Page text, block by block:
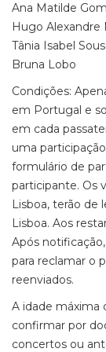
Ana Matilde
Hugo Alexandre
Tânia Isabel
Bruna Lobo
Condições:
em Portugal e
em cada
uma
formulário de
participante. Os
Lisboa, terão de
Lisboa. Aos
Após
para reclamar o
reenviados.
A idade máxima
confirmar por
concertos ou